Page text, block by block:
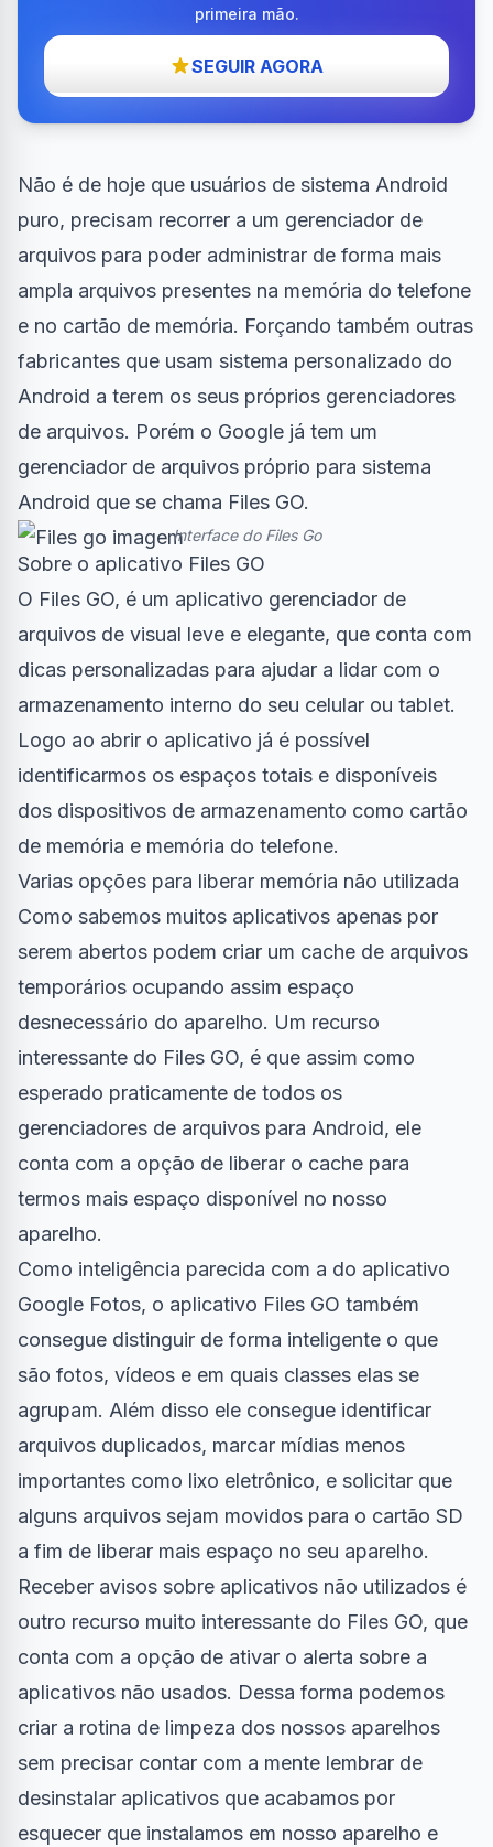
primeira mão.
SEGUIR AGORA
Não é de hoje que usuários de sistema Android
puro, precisam recorrer a um gerenciador de
arquivos para poder administrar de forma mais
ampla arquivos presentes na memória do telefone
e no cartão de memória. Forçando também outras
fabricantes que usam sistema personalizado do
Android a terem os seus próprios gerenciadores
de arquivos. Porém o Google já tem um
gerenciador de arquivos próprio para sistema
Android que se chama Files GO.
Interface do Files Go
Sobre o aplicativo Files GO
O Files GO, é um aplicativo gerenciador de
arquivos de visual leve e elegante, que conta com
dicas personalizadas para ajudar a lidar com o
armazenamento interno do seu celular ou tablet.
Logo ao abrir o aplicativo já é possível
identificarmos os espaços totais e disponíveis
dos dispositivos de armazenamento como cartão
de memória e memória do telefone.
Varias opções para liberar memória não utilizada
Como sabemos muitos aplicativos apenas por
serem abertos podem criar um cache de arquivos
temporários ocupando assim espaço
desnecessário do aparelho. Um recurso
interessante do Files GO, é que assim como
esperado praticamente de todos os
gerenciadores de arquivos para Android, ele
conta com a opção de liberar o cache para
termos mais espaço disponível no nosso
aparelho.
Como inteligência parecida com a do aplicativo
Google Fotos, o aplicativo Files GO também
consegue distinguir de forma inteligente o que
são fotos, vídeos e em quais classes elas se
agrupam. Além disso ele consegue identificar
arquivos duplicados, marcar mídias menos
importantes como lixo eletrônico, e solicitar que
alguns arquivos sejam movidos para o cartão SD
a fim de liberar mais espaço no seu aparelho.
Receber avisos sobre aplicativos não utilizados é
outro recurso muito interessante do Files GO, que
conta com a opção de ativar o alerta sobre a
aplicativos não usados. Dessa forma podemos
criar a rotina de limpeza dos nossos aparelhos
sem precisar contar com a mente lembrar de
desinstalar aplicativos que acabamos por
esquecer que instalamos em nosso aparelho e